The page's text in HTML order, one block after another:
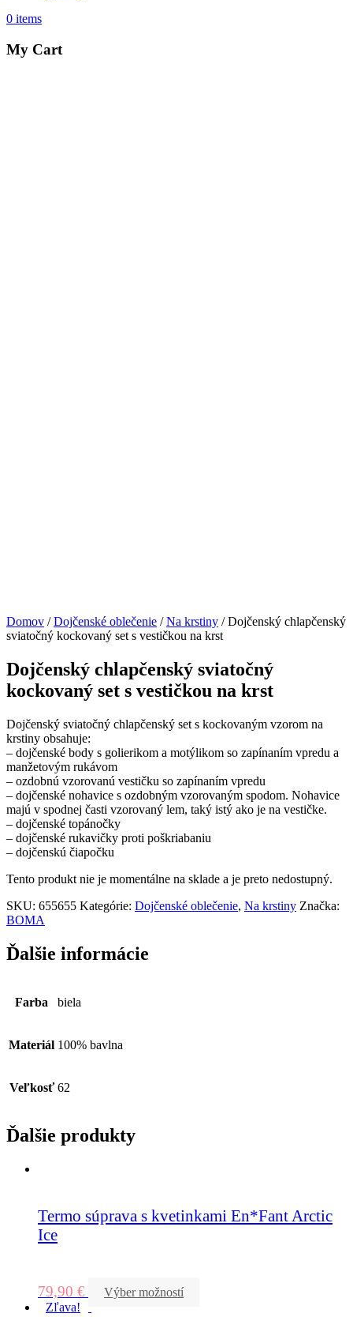
0 items
My Cart
Domov /Dojčenské oblečenie /Na krstiny / Dojčenský chlapčenský
sviatočný kockovaný set s vestičkou na krst
Dojčenský chlapčenský sviatočný
kockovaný set s vestičkou na krst
Dojčenský sviatočný chlapčenský set s kockovaným vzorom na
krstiny obsahuje:
– dojčenské body s golierikom a motýlikom so zapínaním vpredu a
manžetovým rukávom
– ozdobnú vzorovanú vestičku so zapínaním vpredu
– dojčenské nohavice s ozdobným vzorovaným spodom. Nohavice
majú v spodnej časti vzorovaný lem, taký istý ako je na vestičke.
– dojčenské topánočky
– dojčenské rukavičky proti poškriabaniu
– dojčenskú čiapočku
Tento produkt nie je momentálne na sklade a je preto nedostupný.
SKU: 655655 Kategórie: Dojčenské oblečenie, Na krstiny Značka:
BOMA
Ďalšie informácie
Farba biela
Materiál 100% bavlna
Veľkosť 62
Ďalšie produkty
Termo súprava s kvetinkami En*Fant Arctic
Ice
79,90 €
Výber možností
Zľava!